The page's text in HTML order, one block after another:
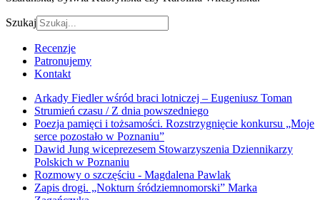
Szukaj
Recenzje
Patronujemy
Kontakt
Arkady Fiedler wśród braci lotniczej – Eugeniusz Toman
Strumień czasu / Z dnia powszedniego
Poezja pamięci i tożsamości. Rozstrzygnięcie konkursu „Moje
serce pozostało w Poznaniu”
Dawid Jung wiceprezesem Stowarzyszenia Dziennikarzy
Polskich w Poznaniu
Rozmowy o szczęściu - Magdalena Pawlak
Zapis drogi. „Nokturn śródziemnomorski” Marka